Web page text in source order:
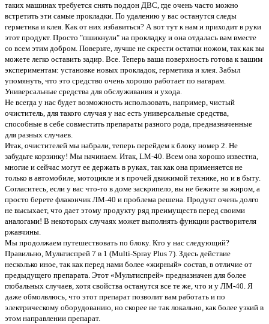
таких машинах требуется снять поддон ДВС, где очень часто можно
встретить эти самые прокладки. По удалению у вас останутся следы
герметика и клея. Как от них избавиться? А вот тут к нам и приходит в руки
этот продукт. Просто "пшикнули" на прокладку и она отдалась вам вместе
со всем этим добром. Поверьте, лучше не скрести остатки ножом, так как вы
можете легко оставить задир. Все. Теперь ваша поверхность готова к вашим
экспериментам: установке новых прокладок, герметика и клея. Забыл
упомянуть, что это средство очень хорошо работает по нагарам.
Универсальные средства для обслуживания и ухода.
Не всегда у нас будет возможность использовать, например, чистый
очиститель, для такого случая у нас есть универсальные средства,
способные в себе совместить препараты разного рода, предназначенные
для разных случаев.
Итак, очистителей мы набрали, теперь перейдем к блоку номер 2. Не
забудьте корзинку! Мы начинаем. Итак, LM-40. Всем она хорошо известна,
многие и сейчас могут ее держать в руках, так как она применяется не
только в автомобиле, мотоцикле и в прочей движимой технике, но и в быту.
Согласитесь, если у вас что-то в доме заскрипело, вы не бежите за жиром, а
просто берете флакончик ЛМ-40 и проблема решена. Продукт очень долго
не высыхает, что дает этому продукту ряд преимуществ перед своими
аналогами! В некоторых случаях может выполнять функции растворителя
ржавчины.
Мы продолжаем путешествовать по блоку. Кто у нас следующий?
Правильно, Мультиспрей 7 в 1 (Multi-Spray Plus 7). Здесь действие
несколько иное, так как перед нами более «жирный» состав, в отличие от
предыдущего препарата. Этот «Мультиспрей» предназначен для более
глобальных случаев, хотя свойства останутся все те же, что и у ЛМ-40. Я
даже обмолвлюсь, что этот препарат позволит вам работать и по
электрическому оборудованию, но скорее не так локально, как более узкий в
этом направлении препарат.